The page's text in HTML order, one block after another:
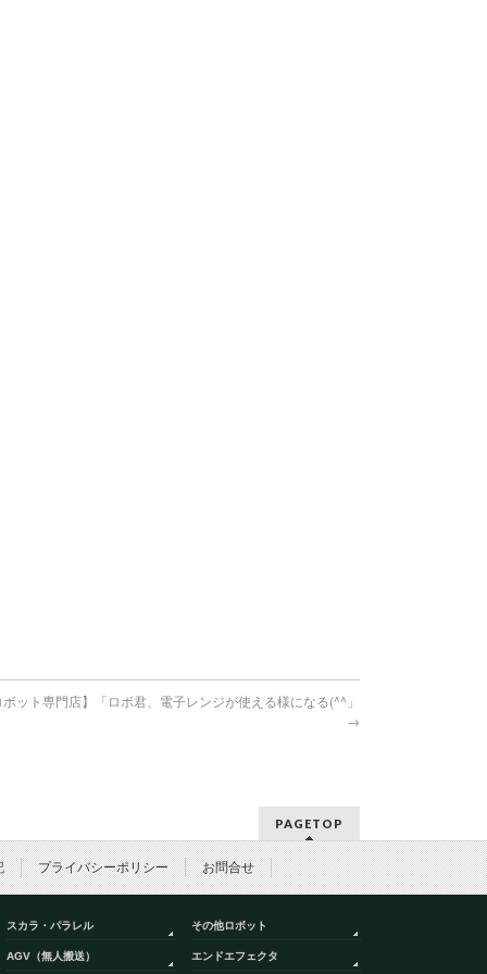
ボット専門店】「ロボ君、電子レンジが使える様になる(^^」
→
PAGETOP
プライバシーポリシー お問合せ
スカラ・パラレル その他ロボット
AGV（無人搬送） エンドエフェクタ